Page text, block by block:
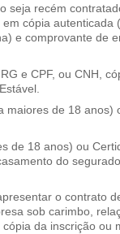
seja recém
cópia autenticada
e comprovante de
e CPF, ou CNH,
maiores de 18 anos)
de 18 anos) ou
do
o contrato
sob carimbo,
da inscrição ou